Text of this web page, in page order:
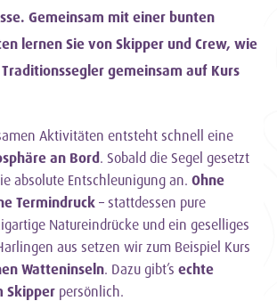
Gemeinsam mit einer bunten
lernen Sie von Skipper und Crew, wie
gemeinsam auf Kurs
Aktivitäten entsteht schnell eine
an Bord. Sobald die Segel gesetzt
absolute Entschleunigung an. Ohne
Termindruck – stattdessen pure
Natureindrücke und ein geselliges
aus setzen wir zum Beispiel Kurs
Watteninseln. Dazu gibt’s echte
Skipper persönlich.